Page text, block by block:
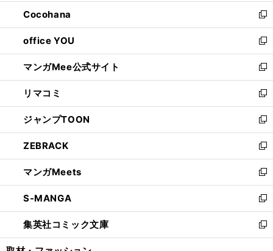
く
で
開
く
ン
ド
ウ
で
開
く
し
い
ウ
ィ
ン
ド
ウ
で
開
く
Cocohana
新
し
い
ウ
ィ
ン
ド
ウ
で
開
く
office YOU
新
し
い
ウ
ィ
ン
ド
ウ
で
開
く
マンガMee公式サイト
新
し
い
ウ
ィ
ン
ド
ウ
で
開
く
リマコミ
新
し
い
ウ
ィ
ン
ド
ウ
で
開
く
ジャンプTOON
新
し
い
ウ
ィ
ン
ド
ウ
で
開
ZEBRACK
新
し
い
ウ
ィ
ン
ド
ウ
マンガMeets
新
し
い
ウ
ィ
ン
S-MANGA
新
し
い
ウ
集英社コミック文庫
新
し